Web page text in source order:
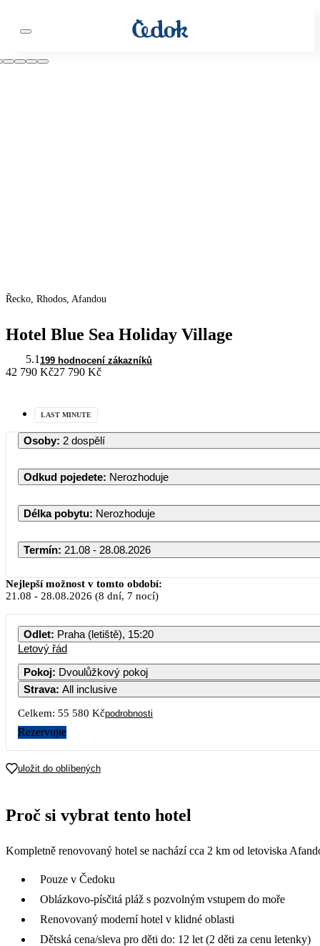
Řecko, Rhodos, Afandou
Hotel Blue Sea Holiday Village
5.1 199 hodnocení zákazníků
42 790 Kč27 790 Kč
LAST MINUTE
Osoby: 2 dospělí
Odkud pojedete: Nerozhoduje
Délka pobytu: Nerozhoduje
Termín: 21.08 - 28.08.2026
Nejlepší možnost v tomto období:
21.08 - 28.08.2026 (8 dní, 7 nocí)
Odlet: Praha (letiště), 15:20
Letový řád
Pokoj: Dvoulůžkový pokoj
Strava: All inclusive
Celkem: 55 580 Kčpodrobnosti
Rezervujte
uložit do oblíbených
Proč si vybrat tento hotel
Kompletně renovovaný hotel se nachází cca 2 km od letoviska
Pouze v Čedoku
Oblázkovo-písčitá pláž s pozvolným vstupem do moře
Renovovaný moderní hotel v klidné oblasti
Dětská cena/sleva pro děti do: 12 let (2 děti za cenu letenky)